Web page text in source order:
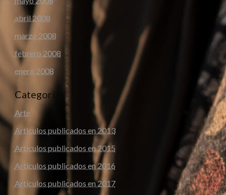
abril 2008
marzo 2008
febrero 2008
enero 2008
Categorías
Arte
Articulos publicados en 2013
Articulos publicados en 2015
Articulos publicados en 2016
Artículos publicados en 2017